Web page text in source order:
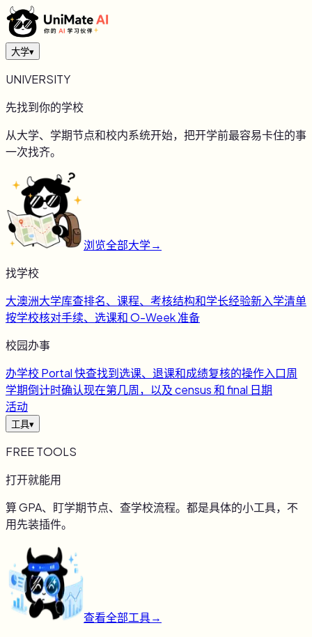
大学▾
UNIVERSITY
先找到你的学校
从大学、学期节点和校内系统开始，把开学前最容易卡住的事
一次找齐。
浏览全部大学→
找学校
大澳洲大学库查排名、课程、考核结构和学长经验新入学清单
按学校核对手续、选课和 O-Week 准备
校园办事
办学校 Portal 快查找到选课、退课和成绩复核的操作入口周
学期倒计时确认现在第几周，以及 census 和 final 日期
活动
工具▾
FREE TOOLS
打开就能用
算 GPA、盯学期节点、查学校流程。都是具体的小工具，不
用先装插件。
查看全部工具→